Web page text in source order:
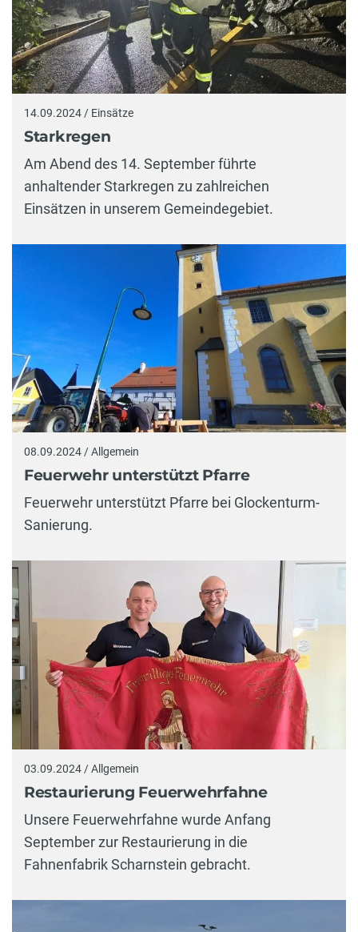
14.09.2024 / Einsätze
Starkregen
Am Abend des 14. September führte
anhaltender Starkregen zu zahlreichen
Einsätzen in unserem Gemeindegebiet.
08.09.2024 / Allgemein
Feuerwehr unterstützt Pfarre
Feuerwehr unterstützt Pfarre bei Glockenturm-
Sanierung.
03.09.2024 / Allgemein
Restaurierung Feuerwehrfahne
Unsere Feuerwehrfahne wurde Anfang
September zur Restaurierung in die
Fahnenfabrik Scharnstein gebracht.